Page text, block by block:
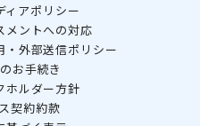
ィアポリシー
メントへの対応
・外部送信ポリシー
お手続き
ホルダー方針
契約約款